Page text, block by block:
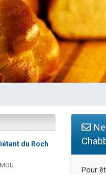
de Yohan
du Roch
Pour